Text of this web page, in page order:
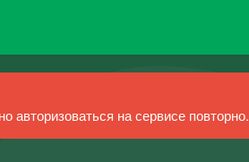
на сервисе повторно.